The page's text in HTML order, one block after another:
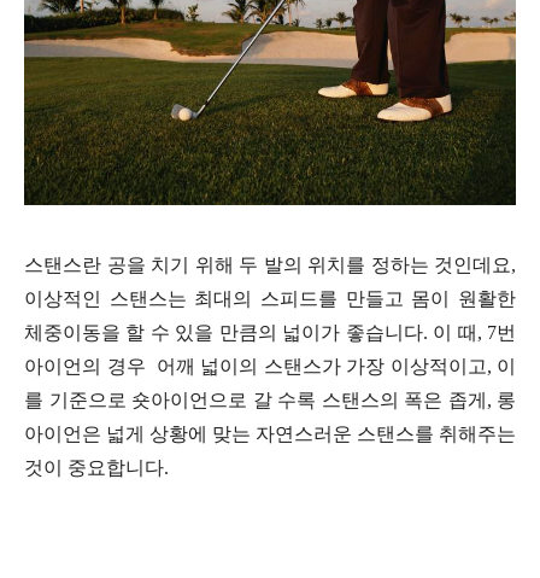
스탠스란 공을 치기 위해 두 발의 위치를 정하는 것인데요,
이상적인 스탠스는 최대의 스피드를 만들고 몸이 원활한
체중이동을 할 수 있을 만큼의 넓이가 좋습니다. 이 때, 7번
아이언의 경우 어깨 넓이의 스탠스가 가장 이상적이고, 이
를 기준으로 숏아이언으로 갈 수록 스탠스의 폭은 좁게, 롱
아이언은 넓게 상황에 맞는 자연스러운 스탠스를 취해주는
것이 중요합니다.